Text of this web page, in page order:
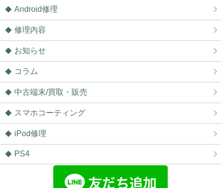
Android修理
修理内容
お知らせ
コラム
中古端末/買取・販売
スマホコーティング
iPod修理
PS4